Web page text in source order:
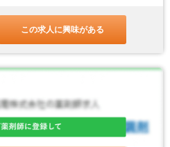
この求人に興味がある